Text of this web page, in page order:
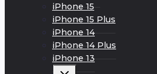
iPhone 15
iPhone 15 Plus
iPhone 14
iPhone 14 Plus
iPhone 13
Развернуть